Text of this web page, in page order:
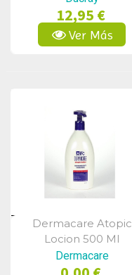
12,95 €
Ver Más
Vista Rápida
Dermacare Atopic
Locion 500 Ml
Dermacare